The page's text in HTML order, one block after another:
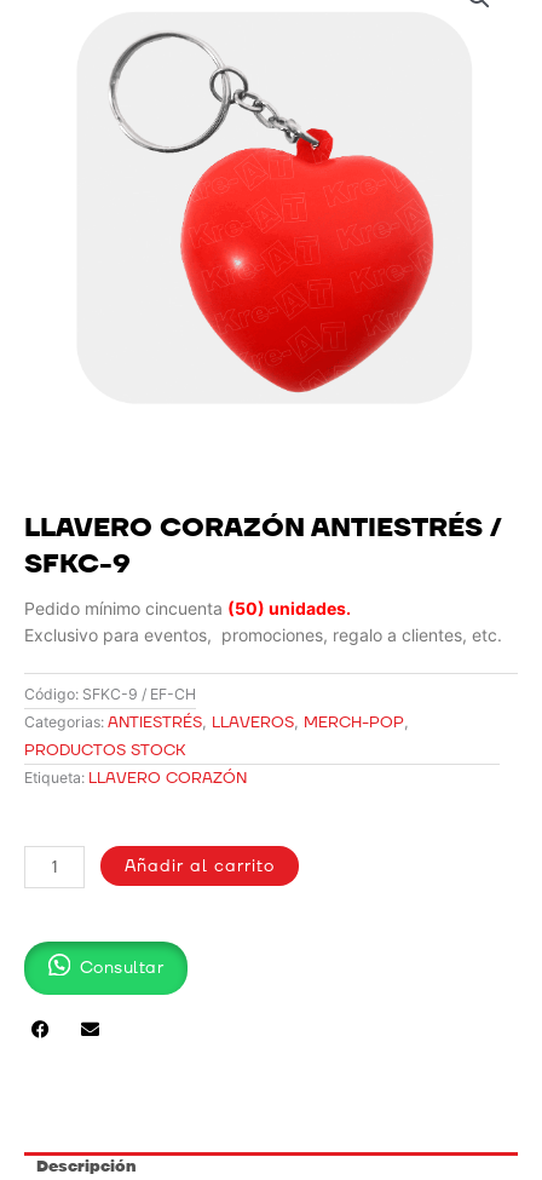
LLAVERO CORAZÓN ANTIESTRÉS /
SFKC-9
Pedido mínimo cincuenta (50) unidades.
Exclusivo para eventos, promociones, regalo a clientes, etc.
Código: SFKC-9 / EF-CH
Categorias: ANTIESTRÉS, LLAVEROS, MERCH-POP,
PRODUCTOS STOCK
Etiqueta: LLAVERO CORAZÓN
CORAZÓN
ANTIESTRÉS
SFKC-
9
cantidad
Añadir al carrito
Consultar
Descripción